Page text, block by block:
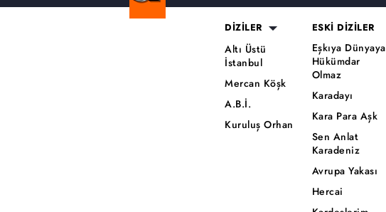
DİZİLER
Altı Üstü
İstanbul
Mercan Köşk
A.B.İ.
Kuruluş Orhan
ESKİ DİZİLER
Eşkıya Dünyaya
Hükümdar
Olmaz
Karadayı
Kara Para Aşk
Sen Anlat
Karadeniz
Avrupa Yakası
Hercai